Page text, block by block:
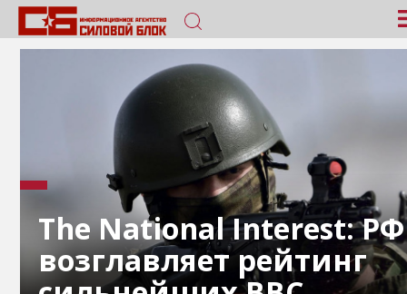
The National Interest: РФ
возглавляет рейтинг